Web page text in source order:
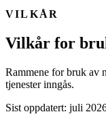
VILKÅR
Vilkår for
Rammene for bruk av
tjenester inngås.
Sist oppdatert: juli